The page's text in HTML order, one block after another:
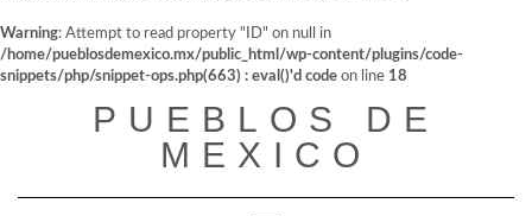
Warning: Attempt to read property "ID" on null in
/home/pueblosdemexico.mx/public_html/wp-content/plugins/code-
snippets/php/snippet-ops.php(663) : eval()'d code on line 18
PUEBLOS DE
MEXICO